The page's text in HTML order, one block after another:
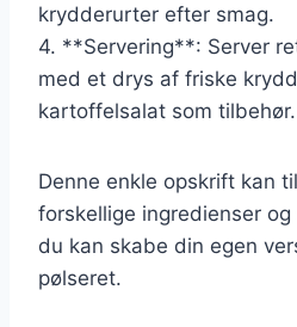
krydderurter efter smag.
4. **Servering**: Server
med et drys af friske
kartoffelsalat som tilbehør.
Denne enkle opskrift kan
forskellige ingredienser
du kan skabe din egen
pølseret.